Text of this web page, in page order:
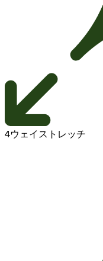
4ウェイストレッチ